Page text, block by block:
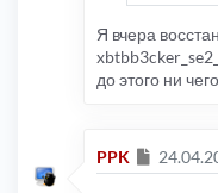
Я вчера
до этого ни
PPK